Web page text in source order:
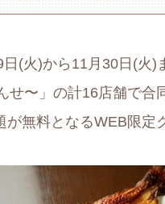
(火)から11月30日(火)
せ〜」の計16店舗で合
が無料となるWEB限定